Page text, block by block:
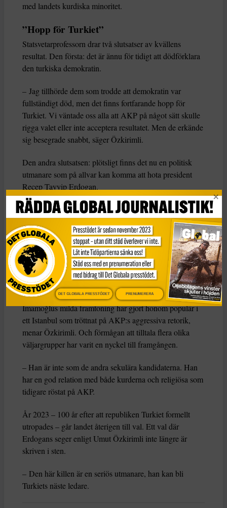
med landets kurdiska minoritet.
”Hopp för Turkiet”
Statsvetarprofessorn drar två slutsatser av kvällens
resultat. Den första: det är ännu för tidigt att dödförklara
den turkiska demokratin.
– Jag tillhörde dem som trodde att demokratin var
fullständigt död, men det finns fortfarande hopp för
Turkiet. Vi väntade oss alla att AKP på något sätt skulle
rigga valet eller inte acceptera resultatet. Men de erkände
sig besegrade snabbt, säger Özkirimli.
Den andra slutsatsen: plötsligt finns det nu en politisk
utmanare som på allvar kan komma att hota president
Recep Tayyip Erdogan.
– Det här är per automatik stort, borgmästaren i Istanbul
är alltid en kandidat för större uppdrag. Erdogan kom
själv från borgmästarskapet i Istanbul. Imamoğlu kom
från ingenstans, från ett litet distrikt, och ingen statsvetare
hade hört talas om honom för sex månader sedan, säger
Özkirimli.
Seriös utmanare
Imamoğlus milda framtoning har gjort honom populär i
ett Istanbul som tröttnat på AKP:s aggressiva retorik,
menar Özkirimli. Och förmågan att tilltala flera olika
väljargrupper har varit en nyckel till framgången.
– Han är inte som de andra sekulära kandidaterna. Han
har en god relation med både kurderna och religiösa som
tidigare röstat på AKP.
År 2023 – 100 år efter att republiken Turkiet formellt
utropades – går landet återigen till val. Ett val där
Erdogans seger enligt Umut Özkirimli inte längre är
skriven i sten.
– Den här killen är en seriös utmanare, han kan bli
Turkiets näste ledare.
DET GLOBALA PRESSTÖDET PRENUMERERA